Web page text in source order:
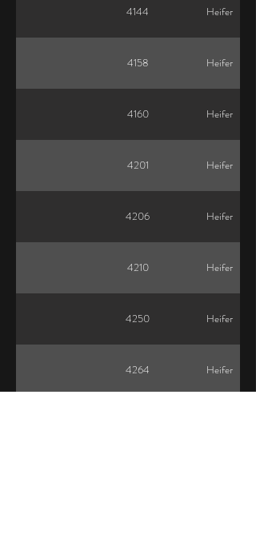
4144 Heifer
4158 Heifer
4160 Heifer
4201 Heifer
4206 Heifer
4210 Heifer
4250 Heifer
4264 Heifer